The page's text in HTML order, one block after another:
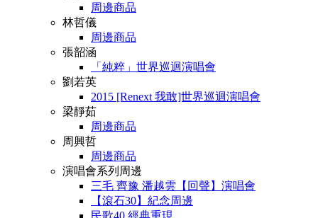
周邊商品
林哲儀
周邊商品
張韶涵
「純粹」世界巡迴演唱會
劉若英
2015 [Renext 我敢]世界巡迴演唱會
梁靜茹
周邊商品
周興哲
周邊商品
演唱會系列周邊
三毛 齊豫 潘越雲【回聲】演唱會
【滾石30】紀念周邊
民歌40 經典重現